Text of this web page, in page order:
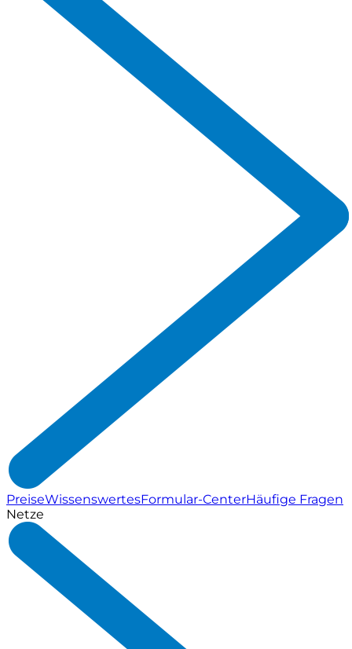
PreiseWissenswertesFormular-CenterHäufige Fragen
Netze